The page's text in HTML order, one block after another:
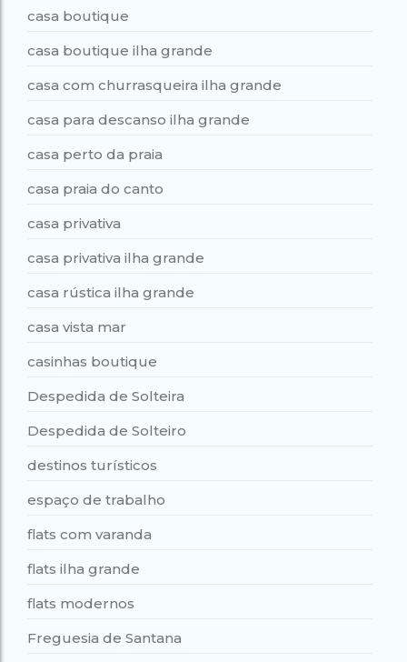
casa boutique
casa boutique ilha grande
casa com churrasqueira ilha grande
casa para descanso ilha grande
casa perto da praia
casa praia do canto
casa privativa
casa privativa ilha grande
casa rústica ilha grande
casa vista mar
casinhas boutique
Despedida de Solteira
Despedida de Solteiro
destinos turísticos
espaço de trabalho
flats com varanda
flats ilha grande
flats modernos
Freguesia de Santana